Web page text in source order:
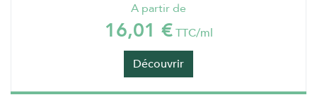
A partir de
16,01 € TTC/ml
Découvrir